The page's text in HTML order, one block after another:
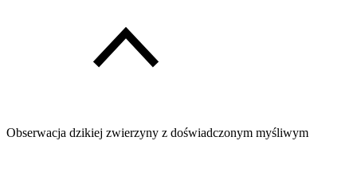
Obserwacja dzikiej zwierzyny z doświadczonym myśliwym